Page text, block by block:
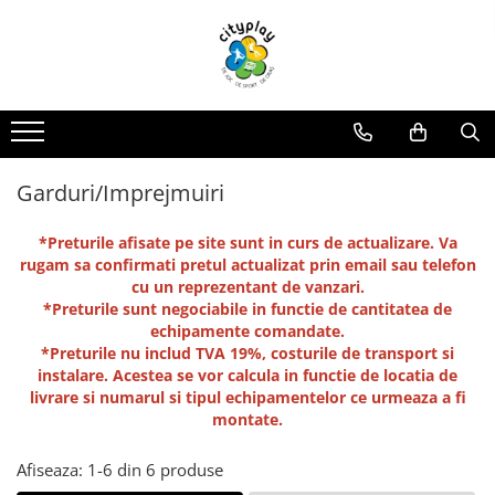
ECHIPAMENTE DE JOACA
Ansambluri de joaca
Balansoare
Echipamente de joaca pentru
interior
Casute pentru joaca
Tobogane
Educationale si interactive
Tunele
Tiroliene
Oferte echipamente de joaca Scoli
Oferte Constructori si Arhitecti
Oferte echipamente de joaca Crese
Oferte Autoritati locale
Oferte Dezvoltatori
Imobiliari/Spatii Rezidentiale
Oferte Invatamant
Oferte echipamente de joaca
Gradinite
Oferte Personalizate
Loc de joaca - Gama Premium
Loc de joaca - Gama Economica
Propuneri de Amenajare Locuri de
Joaca - Oferte pentru Localitati
Mari
Propuneri de Amenajare Locuri de
Joaca - Oferte pentru Localitati
Garduri/Imprejmuiri
*Preturile afisate pe site sunt in curs de actualizare. Va
rugam sa confirmati pretul actualizat prin email sau telefon
cu un reprezentant de vanzari.
*Preturile sunt negociabile in functie de cantitatea de
echipamente comandate.
*Preturile nu includ TVA 19%, costurile de transport si
instalare. Acestea se vor calcula in functie de locatia de
livrare si numarul si tipul echipamentelor ce urmeaza a fi
montate.
Afiseaza: 1-6 din 6 produse